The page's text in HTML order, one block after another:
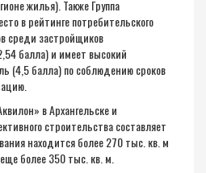
жилья). Также Группа
в рейтинге потребительского
среди застройщиков
балла) и имеет высокий
(4,5 балла) по соблюдению сроков
в Архангельске и
строительства составляет
находится более 270 тыс. кв. м
более 350 тыс. кв. м.